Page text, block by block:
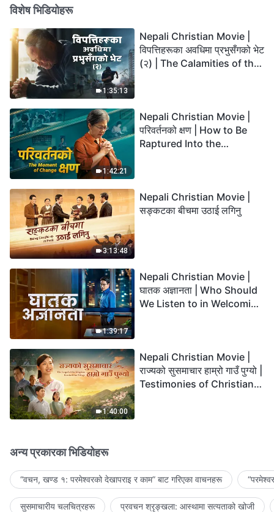
विशेष भिडियोहरू
1:35:13
Nepali Christian Movie |
विपत्तिहरूका अवधिमा प्रभुसँगको भेट
(२) | The Calamities of the
1:42:21
Nepali Christian Movie |
परिवर्तनको क्षण | How to Be
Raptured Into the
3:13:48
Nepali Christian Movie |
सङ्कटका बीचमा उठाई लगिनु
1:39:17
Nepali Christian Movie |
घातक अज्ञानता | Who Should
We Listen to in Welcoming
1:40:00
Nepali Christian Movie |
राज्यको सुसमाचार हाम्रो गाउँ पुग्यो |
Testimonies of Christians
अन्य प्रकारका भिडियोहरू
“वचन, खण्ड १: परमेश्‍वरको देखापराइ र काम” बाट गरिएका वाचनहरू
सुसमाचारीय चलचित्रहरू प्रवचन श्रृङ्खला: आस्थामा सत्यताको खोजी